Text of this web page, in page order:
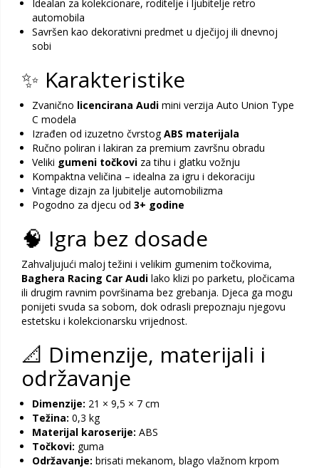
Idealan za kolekcionare, roditelje i ljubitelje retro
automobila
Savršen kao dekorativni predmet u dječijoj ili dnevnoj
sobi
✨ Karakteristike
Zvanično licencirana Audi mini verzija Auto Union Type
C modela
Izrađen od izuzetno čvrstogABS materijala
Ručno poliran i lakiran za premium završnu obradu
Veliki gumeni točkovi za tihu i glatku vožnju
Kompaktna veličina – idealna za igru i dekoraciju
Vintage dizajn za ljubitelje automobilizma
Pogodno za djecu od 3+ godine
🧠 Igra bez dosade
Zahvaljujući maloj težini i velikim gumenim točkovima,
Baghera Racing Car Audi lako klizi po parketu, pločicama
ili drugim ravnim površinama bez grebanja. Djeca ga mogu
ponijeti svuda sa sobom, dok odrasli prepoznaju njegovu
estetsku i kolekcionarsku vrijednost.
📐 Dimenzije, materijali i
održavanje
Dimenzije: 21 × 9,5 × 7 cm
Težina: 0,3 kg
Materijal karoserije: ABS
Točkovi: guma
Održavanje: brisati mekanom, blago vlažnom krpom